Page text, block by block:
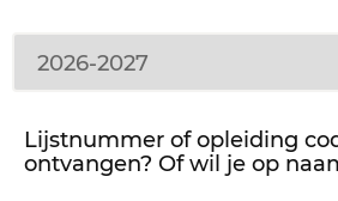
Lijstnummer of opleiding
ontvangen? Of wil je op